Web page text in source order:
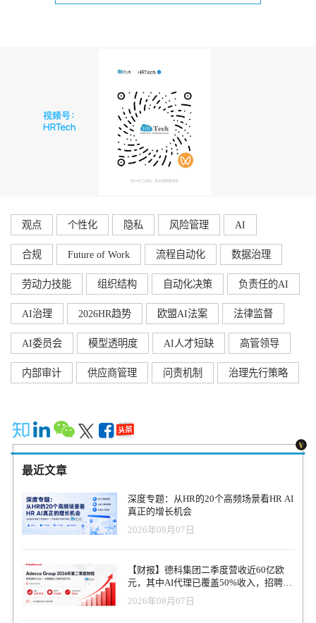
观点 个性化 隐私 风险管理 AI
合规 Future of Work 流程自动化 数据治理
劳动力技能 组织结构 自动化决策 负责任的AI
AI治理 2026HR趋势 欧盟AI法案 法律监督
AI委员会 模型透明度 AI人才短缺 高管领导
内部审计 供应商管理 问责机制 治理先行策略
最近文章
深度专题：从HR的20个高频场景看HR AI
真正的增长机会
2026年08月07日
【财报】德科集团二季度营收近60亿欧
元，其中AI代理已覆盖50%收入，招聘服
务进入运营重构阶段
2026年08月07日